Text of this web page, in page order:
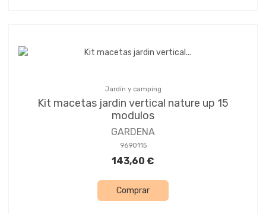
Jardín y camping
Kit macetas jardin vertical nature up 15
modulos
GARDENA
9690115
143,60 €
Comprar